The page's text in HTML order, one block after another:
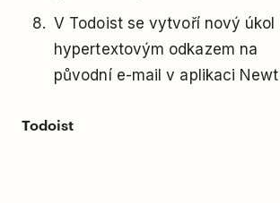
V Todoist se vytvoří nový úkol
hypertextovým odkazem na
původní e-mail v aplikaci
Todoist